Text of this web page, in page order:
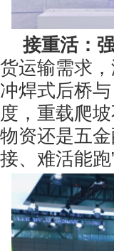
接重活：
货运输需求
冲焊式后桥
度，重载爬
物资还是五
接、难活能